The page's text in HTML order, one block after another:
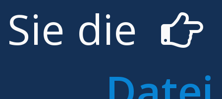
Sie die